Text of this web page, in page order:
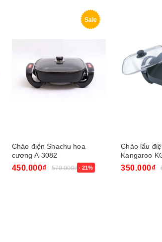
Sale
Chảo điện Shachu hoa
cương A-3082
450.000₫ 570.000₫ - 21%
Chảo lẩu
Kangaroo
350.000₫